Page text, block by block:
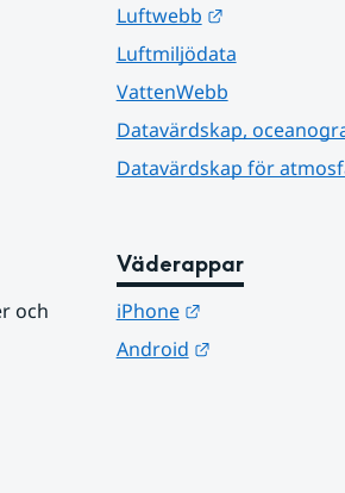
Luftwebb
Länk till
Luftmiljödata
VattenWebb
Datavärdskap,
Datavärdskap för
och
Väderappar
iPhone
Länk till annan
Android
Länk till annan